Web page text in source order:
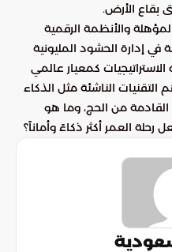
بقاع الأرض.
والأنظمة الرقمية
في إدارة الحشود المليونية
كمعيار عالمي
الناشئة مثل الذكاء
من الحج، وما هو
العمر أكثر ذكاءً وأماناً؟